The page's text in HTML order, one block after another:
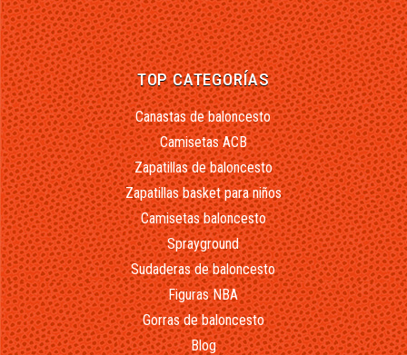
TOP CATEGORÍAS
Canastas de baloncesto
Camisetas ACB
Zapatillas de baloncesto
Zapatillas basket para niños
Camisetas baloncesto
Sprayground
Sudaderas de baloncesto
Figuras NBA
Gorras de baloncesto
Blog